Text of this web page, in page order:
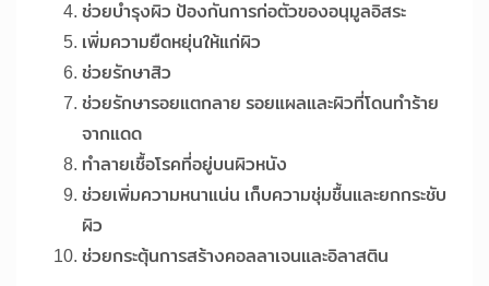
ช่วยบำรุงผิว ป้องกันการก่อตัวของอนุมูลอิสระ
เพิ่มความยืดหยุ่นให้แก่ผิว
ช่วยรักษาสิว
ช่วยรักษารอยแตกลาย รอยแผลและผิวที่โดนทำร้าย
จากแดด
ทำลายเชื้อโรคที่อยู่บนผิวหนัง
ช่วยเพิ่มความหนาแน่น เก็บความชุ่มชื้นและยกกระชับ
ผิว
ช่วยกระตุ้นการสร้างคอลลาเจนและอิลาสติน